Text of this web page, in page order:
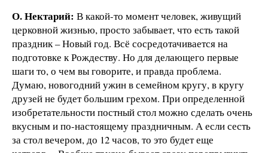
О. Нектарий: В какой-то момент человек, живущий
церковной жизнью, просто забывает, что есть такой
праздник – Новый год. Всё сосредотачивается на
подготовке к Рождеству. Но для делающего первые
шаги то, о чем вы говорите, и правда проблема.
Думаю, новогодний ужин в семейном кругу, в кругу
друзей не будет большим грехом. При определенной
изобретательности постный стол можно сделать очень
вкусным и по-настоящему праздничным. А если сесть
за стол вечером, до 12 часов, то это будет еще